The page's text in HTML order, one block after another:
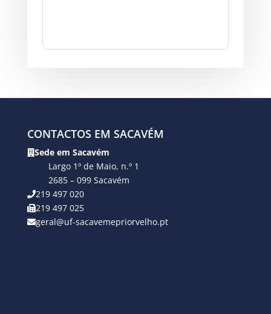
CONTACTOS EM SACAVÉM
Sede em Sacavém
Largo 1º de Maio, n.º 1
2685 – 099 Sacavém
219 497 020
219 497 025
geral@uf-sacavemepriorvelho.pt